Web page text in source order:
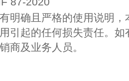
明确且严格的使用说明，
引起的任何损失责任。如
商及业务人员。